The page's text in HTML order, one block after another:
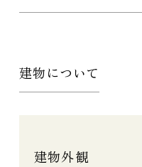
建物について
建物外観